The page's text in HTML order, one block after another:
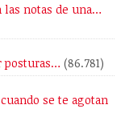
las notas de una…
posturas… (86.781)
se te agotan